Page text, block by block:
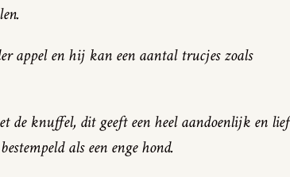
appel en hij kan een aantal trucjes zoals
de knuffel, dit geeft een heel aandoenlijk en lief
als een enge hond.